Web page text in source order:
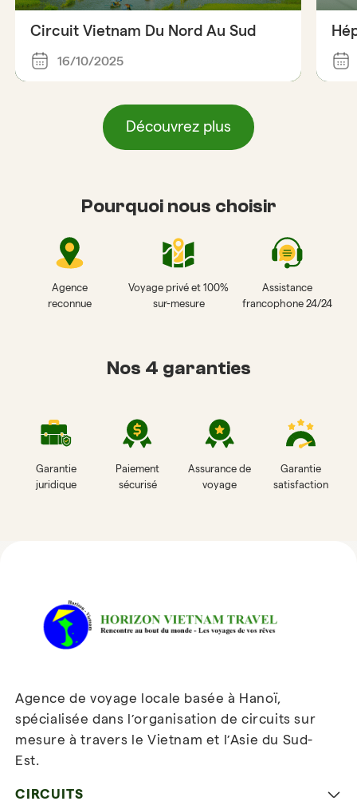
Circuit Vietnam Du Nord Au Sud
16/10/2025
Découvrez plus
Pourquoi nous choisir
Agence
reconnue
Voyage privé et 100%
sur-mesure
Assistance
francophone 24/24
Nos 4 garanties
Garantie
juridique
Paiement
sécurisé
Assurance de
voyage
Garantie
satisfaction
Agence de voyage locale basée à Hanoï,
spécialisée dans l’organisation de circuits sur
mesure à travers le Vietnam et l’Asie du Sud-
Est.
CIRCUITS